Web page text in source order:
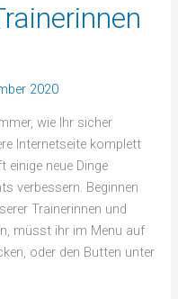
2020
wie Ihr sicher
Internetseite komplett
einige neue Dinge
verbessern. Beginnen
Trainerinnen und
müsst ihr im Menu auf
oder den Butten unter